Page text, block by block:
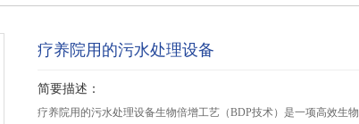
疗养院用的污水处理设备
简要描述：
疗养院用的污水处理设备生物倍增工艺（BDP技术）是一项高效生物